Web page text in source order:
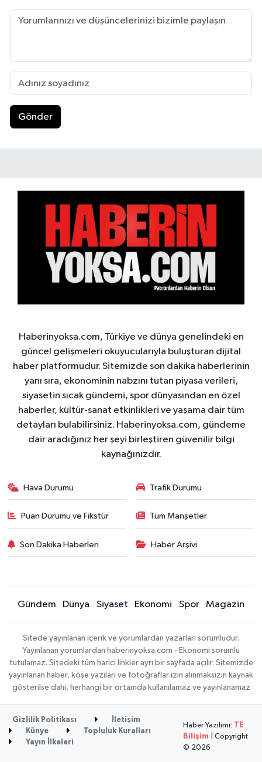
Gönder
Haberinyoksa.com, Türkiye ve dünya genelindeki en
güncel gelişmeleri okuyucularıyla buluşturan dijital
haber platformudur. Sitemizde son dakika haberlerinin
yanı sıra, ekonominin nabzını tutan piyasa verileri,
siyasetin sıcak gündemi, spor dünyasından en özel
haberler, kültür-sanat etkinlikleri ve yaşama dair tüm
detayları bulabilirsiniz. Haberinyoksa.com, gündeme
dair aradığınız her şeyi birleştiren güvenilir bilgi
kaynağınızdır.
Hava Durumu Trafik Durumu
Puan Durumu ve Fikstür Tüm Manşetler
Son Dakika Haberleri Haber Arşivi
Gündem Dünya Siyaset Ekonomi Spor Magazin
Sitede yayınlanan içerik ve yorumlardan yazarları sorumludur.
Yayınlanan yorumlardan haberinyoksa.com - Ekonomi sorumlu
tutulamaz. Sitedeki tüm harici linkler ayrı bir sayfada açılır. Sitemizde
yayınlanan haber, köşe yazıları ve fotoğraflar izin alınmaksızın kaynak
gösterilse dahi, herhangi bir ortamda kullanılamaz ve yayınlanamaz
Gizlilik Politikası
İletişim
Künye
Topluluk Kuralları
Yayın İlkeleri
Haber Yazılımı: TE
Bilişim | Copyright
© 2026